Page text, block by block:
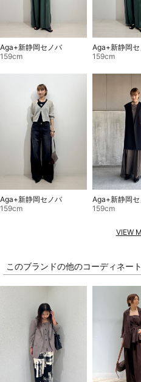
Aga+新静岡セノバ
159cm
Aga+新静岡
159cm
Aga+新静岡セノバ
159cm
Aga+新静岡
159cm
VIEW
このブランドの他のコーディネート